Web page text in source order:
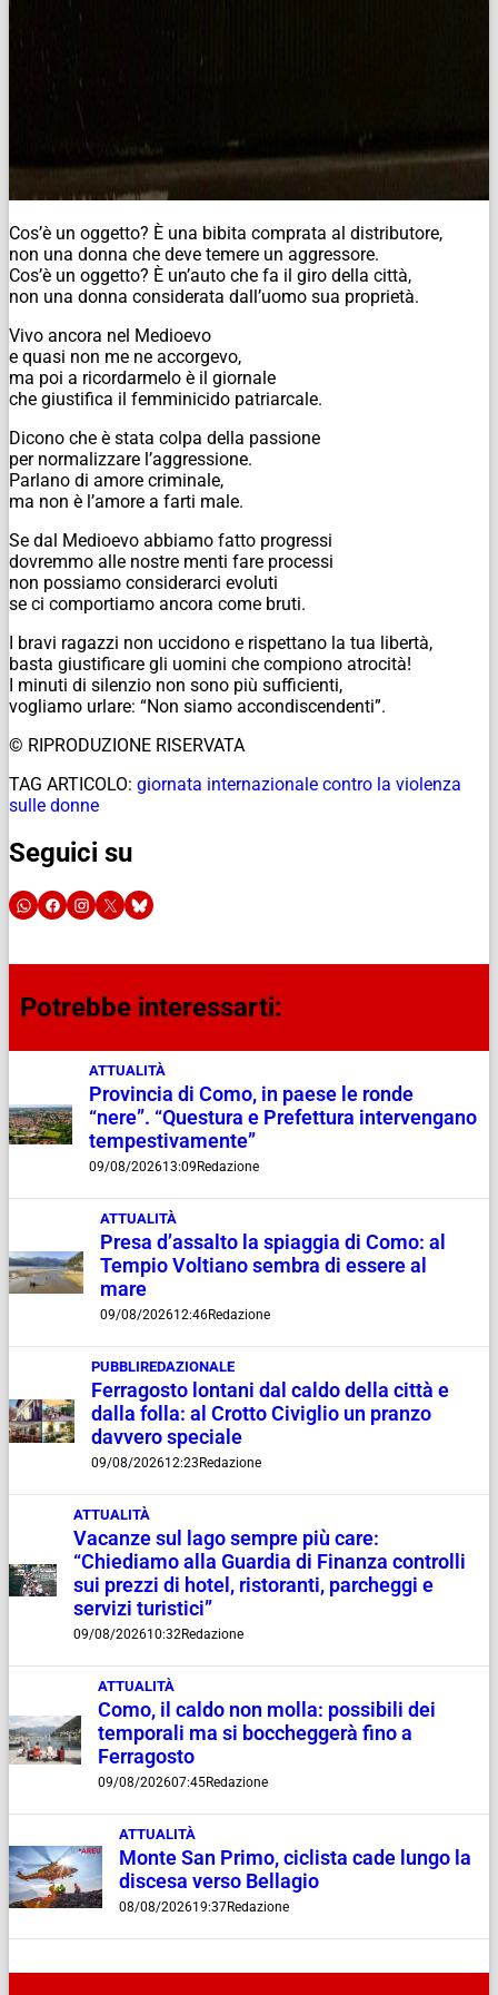
Cos’è un oggetto? È una bibita comprata al distributore,
non una donna che deve temere un aggressore.
Cos’è un oggetto? È un’auto che fa il giro della città,
non una donna considerata dall’uomo sua proprietà.
Vivo ancora nel Medioevo
e quasi non me ne accorgevo,
ma poi a ricordarmelo è il giornale
che giustifica il femminicido patriarcale.
Dicono che è stata colpa della passione
per normalizzare l’aggressione.
Parlano di amore criminale,
ma non è l’amore a farti male.
Se dal Medioevo abbiamo fatto progressi
dovremmo alle nostre menti fare processi
non possiamo considerarci evoluti
se ci comportiamo ancora come bruti.
I bravi ragazzi non uccidono e rispettano la tua libertà,
basta giustificare gli uomini che compiono atrocità!
I minuti di silenzio non sono più sufficienti,
vogliamo urlare: “Non siamo accondiscendenti”.
© RIPRODUZIONE RISERVATA
TAG ARTICOLO: giornata internazionale contro la violenza
sulle donne
Seguici su
Potrebbe interessarti:
ATTUALITÀ
Provincia di Como, in paese le ronde
“nere”. “Questura e Prefettura intervengano
tempestivamente”
09/08/202613:09 Redazione
ATTUALITÀ
Presa d’assalto la spiaggia di Como: al
Tempio Voltiano sembra di essere al
mare
09/08/202612:46Redazione
PUBBLIREDAZIONALE
Ferragosto lontani dal caldo della città e
dalla folla: al Crotto Civiglio un pranzo
davvero speciale
09/08/202612:23 Redazione
ATTUALITÀ
Vacanze sul lago sempre più care:
“Chiediamo alla Guardia di Finanza controlli
sui prezzi di hotel, ristoranti, parcheggi e
servizi turistici”
09/08/202610:32Redazione
ATTUALITÀ
Como, il caldo non molla: possibili dei
temporali ma si boccheggerà fino a
Ferragosto
09/08/202607:45Redazione
ATTUALITÀ
Monte San Primo, ciclista cade lungo la
discesa verso Bellagio
08/08/202619:37Redazione